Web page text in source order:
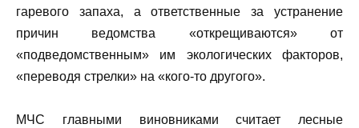
гаревого запаха, а ответственные за устранение
причин ведомства «открещиваются» от
«подведомственным» им экологических факторов,
«переводя стрелки» на «кого-то другого».
МЧС главными виновниками считает лесные